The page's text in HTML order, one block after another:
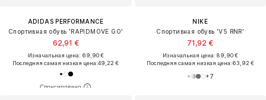
ADIDAS PERFORMANCE
Спортивная обувь 'RAPIDMOVE GO'
62,91 €
Изначальная цена: 69,90 €
Последняя самая низкая цена:49,22 €
NIKE
Спортивная обувь 'V5 RNR'
71,92 €
Изначальная цена: 89,90 €
Последняя самая низкая цена:63,92 €
+7